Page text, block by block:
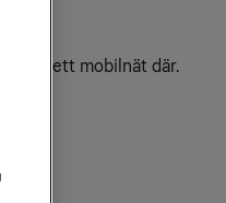
i ett mobilnät där.